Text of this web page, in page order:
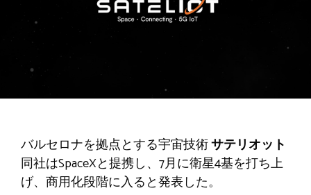
バルセロナを拠点とする宇宙技術サテリオット
同社はSpaceXと提携し、7月に衛星4基を打ち上
げ、商用化段階に入ると発表した。